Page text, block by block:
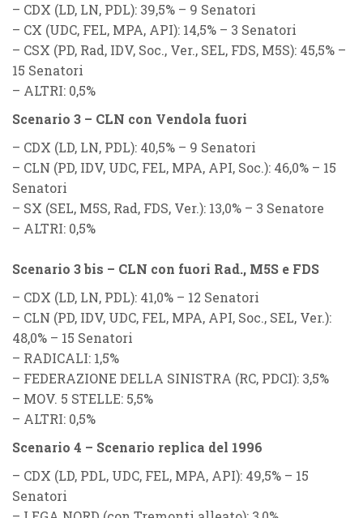
– CDX (LD, LN, PDL): 39,5% – 9 Senatori
– CX (UDC, FEL, MPA, API): 14,5% – 3 Senatori
– CSX (PD, Rad, IDV, Soc., Ver., SEL, FDS, M5S): 45,5% –
15 Senatori
– ALTRI: 0,5%
Scenario 3 – CLN con Vendola fuori
– CDX (LD, LN, PDL): 40,5% – 9 Senatori
– CLN (PD, IDV, UDC, FEL, MPA, API, Soc.): 46,0% – 15
Senatori
– SX (SEL, M5S, Rad, FDS, Ver.): 13,0% – 3 Senatore
– ALTRI: 0,5%
Scenario 3 bis – CLN con fuori Rad., M5S e FDS
– CDX (LD, LN, PDL): 41,0% – 12 Senatori
– CLN (PD, IDV, UDC, FEL, MPA, API, Soc., SEL, Ver.):
48,0% – 15 Senatori
– RADICALI: 1,5%
– FEDERAZIONE DELLA SINISTRA (RC, PDCI): 3,5%
– MOV. 5 STELLE: 5,5%
– ALTRI: 0,5%
Scenario 4 – Scenario replica del 1996
– CDX (LD, PDL, UDC, FEL, MPA, API): 49,5% – 15
Senatori